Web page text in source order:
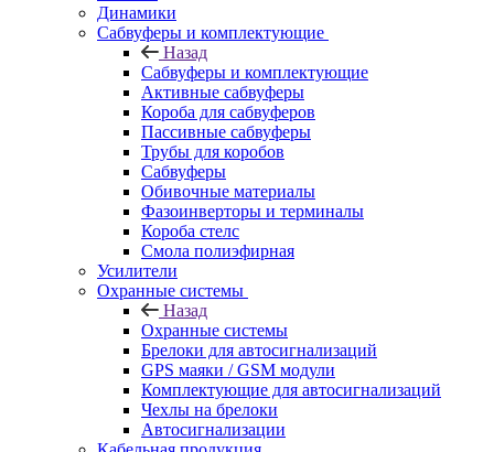
Динамики
Сабвуферы и комплектующие
Назад
Сабвуферы и комплектующие
Активные сабвуферы
Короба для сабвуферов
Пассивные сабвуферы
Трубы для коробов
Сабвуферы
Обивочные материалы
Фазоинверторы и терминалы
Короба стелс
Смола полиэфирная
Усилители
Охранные системы
Назад
Охранные системы
Брелоки для автосигнализаций
GPS маяки / GSM модули
Комплектующие для автосигнализаций
Чехлы на брелоки
Автосигнализации